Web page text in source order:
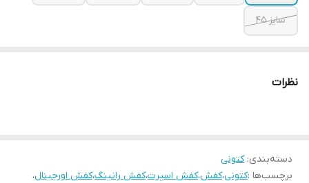
سایز ۴۵
نظرات
دسته‌بندی:کتونی
برچسب‌ها :کتونی،کفش،کفش اسپرت،کفش رانینگ،کفش اورجینال،